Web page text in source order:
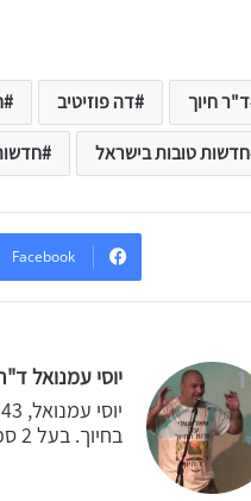
ד"ר חיוך דה פוזיטיב
חדשות טובות בישראל
Facebook
יוסי עמנואל
בחיוך. בעל 2 ספרים רבי מכר: "לפרוץ את מעגל הכעס והתסכול", מ"ייאוש ודכדוך לדוקטור חיוך"